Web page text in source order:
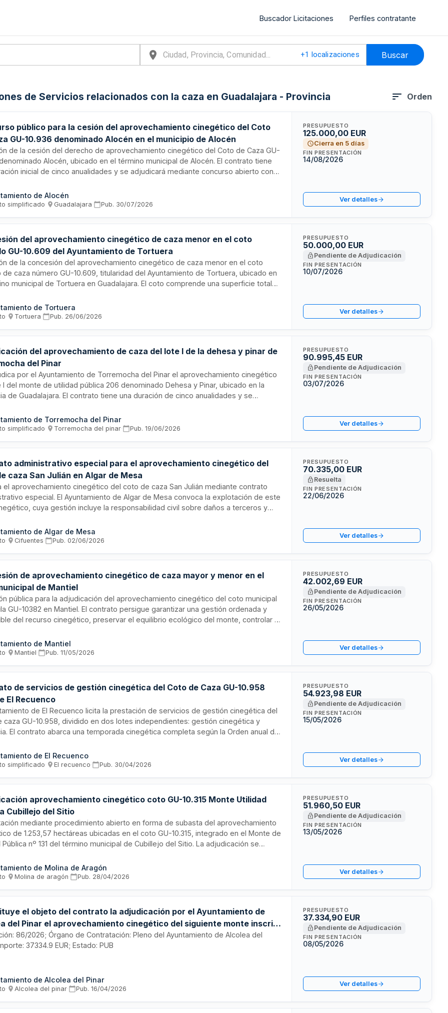
Buscador Licitaciones Perfiles contratante
+1 localizaciones Buscar
de Servicios relacionados con la caza en Guadalajara - Provincia Orden
público para la cesión del aprovechamiento cinegético del Coto
GU-10.936 denominado Alocén en el municipio de Alocén
de la cesión del derecho de aprovechamiento cinegético del Coto de Caza GU-
Alocén, ubicado en el término municipal de Alocén. El contrato tiene
inicial de cinco anualidades y se adjudicará mediante concurso abierto con
responsable y socialmente comprometida con el municipio. La ejecución se
conforme al Plan de Ordenación Cinegética vigente y la normativa aplicable en
de Alocén
simplificado· Guadalajara· Pub. 30/07/2026
PRESUPUESTO
125.000,00 EUR
Cierra en 5 días
FIN PRESENTACIÓN
14/08/2026
Ver detalles
del aprovechamiento cinegético de caza menor en el coto
GU-10.609 del Ayuntamiento de Tortuera
de la concesión del aprovechamiento cinegético de caza menor en el coto
de caza número GU-10.609, titularidad del Ayuntamiento de Tortuera, ubicado en
municipal de Tortuera en Guadalajara. El coto comprende una superficie total
se realizará mediante procedimiento abierto en subasta pública, atendiendo
de mejor precio ofertado, por un período de cinco temporadas cinegéticas
de Tortuera
· Tortuera· Pub. 26/06/2026
PRESUPUESTO
50.000,00 EUR
Pendiente de Adjudicación
FIN PRESENTACIÓN
10/07/2026
Ver detalles
del aprovechamiento de caza del lote I de la dehesa y pinar de
del Pinar
por el Ayuntamiento de Torremocha del Pinar el aprovechamiento cinegético
I del monte de utilidad pública 206 denominado Dehesa y Pinar, ubicado en la
de Guadalajara. El contrato tiene una duración de cinco anualidades y se
con capacidad de obrar y solvencia acreditada. El adjudicatario asume la
del aprovechamiento de caza conforme a lo establecido en los pliegos
de Torremocha del Pinar
simplificado· Torremocha del pinar· Pub.19/06/2026
PRESUPUESTO
90.995,45 EUR
Pendiente de Adjudicación
FIN PRESENTACIÓN
03/07/2026
Ver detalles
administrativo especial para el aprovechamiento cinegético del
caza San Julián en Algar de Mesa
el aprovechamiento cinegético del coto de caza San Julián mediante contrato
especial. El Ayuntamiento de Algar de Mesa convoca la explotación de este
cuya gestión incluye la responsabilidad civil sobre daños a terceros y
de tres años en explotación de cotos similares y disponer de licencia de caza en
fines cinegéticos entre sus objetivos empresariales.
de Algar de Mesa
· Cifuentes· Pub. 02/06/2026
PRESUPUESTO
70.335,00 EUR
Resuelta
FIN PRESENTACIÓN
22/06/2026
Ver detalles
de aprovechamiento cinegético de caza mayor y menor en el
de Mantiel
pública para la adjudicación del aprovechamiento cinegético del coto municipal
GU-10382 en Mantiel. El contrato persigue garantizar una gestión ordenada y
del recurso cinegético, preservar el equilibrio ecológico del monte, controlar la
por la Ley de Contratos del Sector Público y la normativa autonómica de caza
La Mancha.
de Mantiel
· Mantiel· Pub.11/05/2026
PRESUPUESTO
42.002,69 EUR
Pendiente de Adjudicación
FIN PRESENTACIÓN
26/05/2026
Ver detalles
de servicios de gestión cinegética del Coto de Caza GU-10.958
El Recuenco
de El Recuenco licita la prestación de servicios de gestión cinegética del
caza GU-10.958, dividido en dos lotes independientes: gestión cinegética y
El contrato abarca una temporada cinegética completa según la Orden anual de
sostenible de especies cinegéticas conforme al Plan de Ordenación
aprobado.
de El Recuenco
simplificado· El recuenco· Pub. 30/04/2026
PRESUPUESTO
54.923,98 EUR
Pendiente de Adjudicación
FIN PRESENTACIÓN
15/05/2026
Ver detalles
aprovechamiento cinegético coto GU-10.315 Monte Utilidad
Cubillejo del Sitio
mediante procedimiento abierto en forma de subasta del aprovechamiento
de 1.253,57 hectáreas ubicadas en el coto GU-10.315, integrado en el Monte de
Pública nº 131 del término municipal de Cubillejo del Sitio. La adjudicación se
alza sobre el presupuesto base de licitación. Pueden participar personas físicas
españolas o extranjeras que cumplan requisitos de capacidad y solvencia.
de Molina de Aragón
· Molina de aragón· Pub. 28/04/2026
PRESUPUESTO
51.960,50 EUR
Pendiente de Adjudicación
FIN PRESENTACIÓN
13/05/2026
Ver detalles
el objeto del contrato la adjudicación por el Ayuntamiento de
del Pinar el aprovechamiento cinegético del siguiente monte inscrito
de Montes de Utilidad Pública con el n.º GU 10260:
86/2026; Órgano de Contratación: Pleno del Ayuntamiento de Alcolea del
37334.9 EUR; Estado: PUB
de Alcolea del Pinar
· Alcolea del pinar· Pub.16/04/2026
PRESUPUESTO
37.334,90 EUR
Pendiente de Adjudicación
FIN PRESENTACIÓN
08/05/2026
Ver detalles